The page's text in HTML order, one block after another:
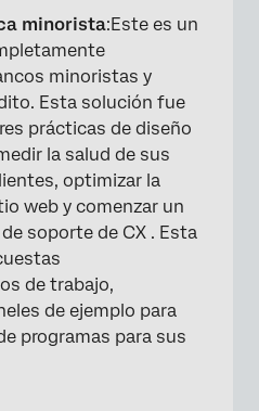
minorista:Este es un
minoristas y
Esta solución fue
prácticas de diseño
la salud de sus
optimizar la
web y comenzar un
soporte de CX . Esta
de trabajo,
de ejemplo para
programas para sus